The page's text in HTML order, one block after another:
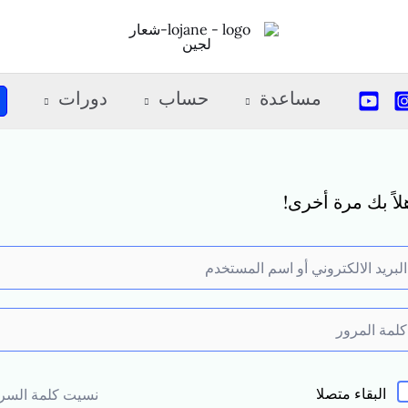
مساعدة حساب دورات
بك مرة أخرى!
البقاء متصلا نسيت كلمة